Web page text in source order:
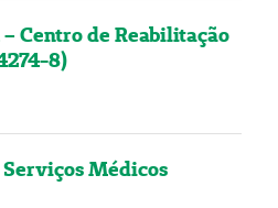
Centro de Reabilitação
8)
Médicos